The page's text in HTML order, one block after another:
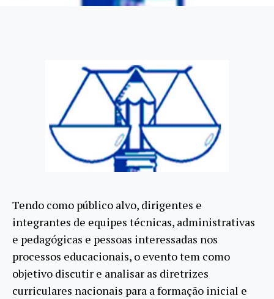
Tendo como público alvo, dirigentes e
integrantes de equipes técnicas, administrativas
e pedagógicas e pessoas interessadas nos
processos educacionais, o evento tem como
objetivo discutir e analisar as diretrizes
curriculares nacionais para a formação inicial e